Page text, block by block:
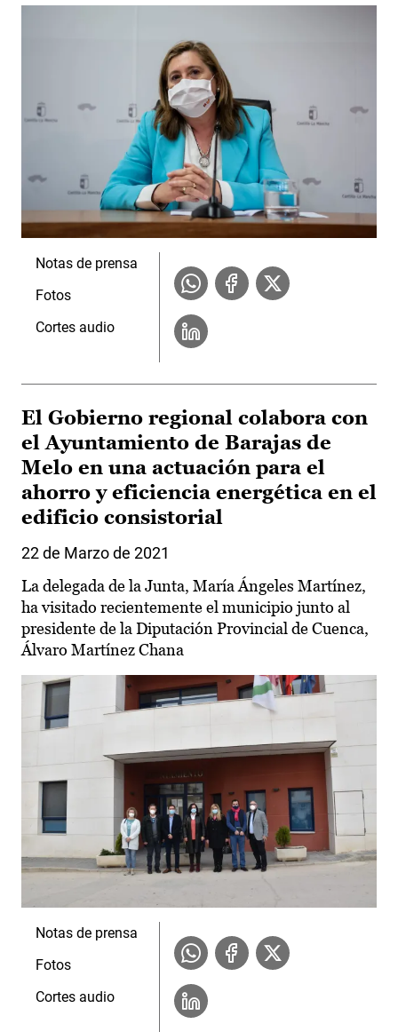
Notas de prensa
Fotos
Cortes audio
El Gobierno regional colabora con
el Ayuntamiento de Barajas de
Melo en una actuación para el
ahorro y eficiencia energética en el
edificio consistorial
22 de Marzo de 2021
La delegada de la Junta, María Ángeles Martínez,
ha visitado recientemente el municipio junto al
presidente de la Diputación Provincial de Cuenca,
Álvaro Martínez Chana
Notas de prensa
Fotos
Cortes audio